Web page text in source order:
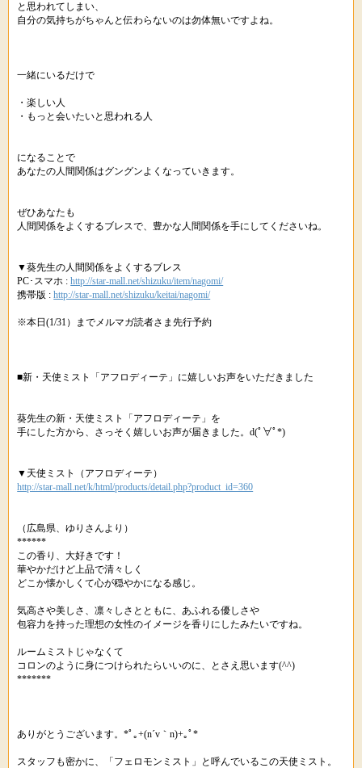
と思われてしまい、
自分の気持ちがちゃんと伝わらないのは勿体無いですよね。
一緒にいるだけで
・楽しい人
・もっと会いたいと思われる人
になることで
あなたの人間関係はグングンよくなっていきます。
ぜひあなたも
人間関係をよくするブレスで、豊かな人間関係を手にしてくださいね。
▼葵先生の人間関係をよくするブレス
PC･スマホ :http://star-mall.net/shizuku/item/nagomi/
携帯版 :http://star-mall.net/shizuku/keitai/nagomi/
※本日(1/31）までメルマガ読者さま先行予約
■新・天使ミスト「アフロディーテ」に嬉しいお声をいただきました
葵先生の新・天使ミスト「アフロディーテ」を
手にした方から、さっそく嬉しいお声が届きました。d(ﾟ∀ﾟ*)
▼天使ミスト（アフロディーテ）
http://star-mall.net/k/html/products/detail.php?product_id=360
（広島県、ゆりさんより）
******
この香り、大好きです！
華やかだけど上品で清々しく
どこか懐かしくて心が穏やかになる感じ。
気高さや美しさ、凛々しさとともに、あふれる優しさや
包容力を持った理想の女性のイメージを香りにしたみたいですね。
ルームミストじゃなくて
コロンのように身につけられたらいいのに、とさえ思います(^^)
*******
ありがとうございます。*ﾟ｡+(n´v｀n)+｡ﾟ*
スタッフも密かに、「フェロモンミスト」と呼んでいるこの天使ミスト。